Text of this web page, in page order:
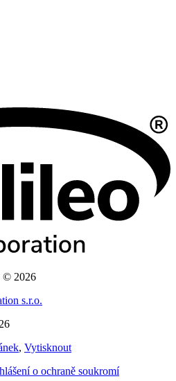
© 2026
s.r.o.
, Vytisknout
o ochraně soukromí